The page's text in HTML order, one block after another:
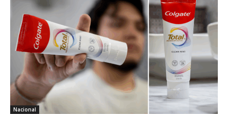
Nacional